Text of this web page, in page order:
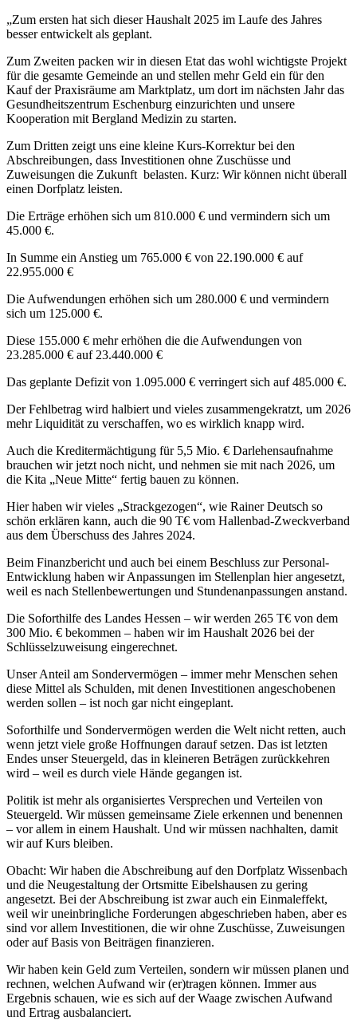
„Zum ersten hat sich dieser Haushalt 2025 im Laufe des Jahres
besser entwickelt als geplant.
Zum Zweiten packen wir in diesen Etat das wohl wichtigste Projekt
für die gesamte Gemeinde an und stellen mehr Geld ein für den
Kauf der Praxisräume am Marktplatz, um dort im nächsten Jahr das
Gesundheitszentrum Eschenburg einzurichten und unsere
Kooperation mit Bergland Medizin zu starten.
Zum Dritten zeigt uns eine kleine Kurs-Korrektur bei den
Abschreibungen, dass Investitionen ohne Zuschüsse und
Zuweisungen die Zukunft belasten. Kurz: Wir können nicht überall
einen Dorfplatz leisten.
Die Erträge erhöhen sich um 810.000 € und vermindern sich um
45.000 €.
In Summe ein Anstieg um 765.000 € von 22.190.000 € auf
22.955.000 €
Die Aufwendungen erhöhen sich um 280.000 € und vermindern
sich um 125.000 €.
Diese 155.000 € mehr erhöhen die die Aufwendungen von
23.285.000 € auf 23.440.000 €
Das geplante Defizit von 1.095.000 € verringert sich auf 485.000 €.
Der Fehlbetrag wird halbiert und vieles zusammengekratzt, um 2026
mehr Liquidität zu verschaffen, wo es wirklich knapp wird.
Auch die Kreditermächtigung für 5,5 Mio. € Darlehensaufnahme
brauchen wir jetzt noch nicht, und nehmen sie mit nach 2026, um
die Kita „Neue Mitte“ fertig bauen zu können.
Hier haben wir vieles „Strackgezogen“, wie Rainer Deutsch so
schön erklären kann, auch die 90 T€ vom Hallenbad-Zweckverband
aus dem Überschuss des Jahres 2024.
Beim Finanzbericht und auch bei einem Beschluss zur Personal-
Entwicklung haben wir Anpassungen im Stellenplan hier angesetzt,
weil es nach Stellenbewertungen und Stundenanpassungen anstand.
Die Soforthilfe des Landes Hessen – wir werden 265 T€ von dem
300 Mio. € bekommen – haben wir im Haushalt 2026 bei der
Schlüsselzuweisung eingerechnet.
Unser Anteil am Sondervermögen – immer mehr Menschen sehen
diese Mittel als Schulden, mit denen Investitionen angeschobenen
werden sollen – ist noch gar nicht eingeplant.
Soforthilfe und Sondervermögen werden die Welt nicht retten, auch
wenn jetzt viele große Hoffnungen darauf setzen. Das ist letzten
Endes unser Steuergeld, das in kleineren Beträgen zurückkehren
wird – weil es durch viele Hände gegangen ist.
Politik ist mehr als organisiertes Versprechen und Verteilen von
Steuergeld. Wir müssen gemeinsame Ziele erkennen und benennen
– vor allem in einem Haushalt. Und wir müssen nachhalten, damit
wir auf Kurs bleiben.
Obacht: Wir haben die Abschreibung auf den Dorfplatz Wissenbach
und die Neugestaltung der Ortsmitte Eibelshausen zu gering
angesetzt. Bei der Abschreibung ist zwar auch ein Einmaleffekt,
weil wir uneinbringliche Forderungen abgeschrieben haben, aber es
sind vor allem Investitionen, die wir ohne Zuschüsse, Zuweisungen
oder auf Basis von Beiträgen finanzieren.
Wir haben kein Geld zum Verteilen, sondern wir müssen planen und
rechnen, welchen Aufwand wir (er)tragen können. Immer aus
Ergebnis schauen, wie es sich auf der Waage zwischen Aufwand
und Ertrag ausbalanciert.